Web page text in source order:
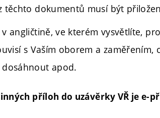
těchto dokumentů musí být
angličtině, ve kterém vysvětlíte,
s Vaším oborem a
dosáhnout apod.
příloh do uzávěrky VŘ je e-